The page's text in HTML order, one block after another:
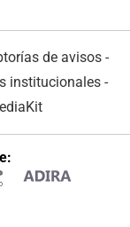
de avisos -
institucionales -